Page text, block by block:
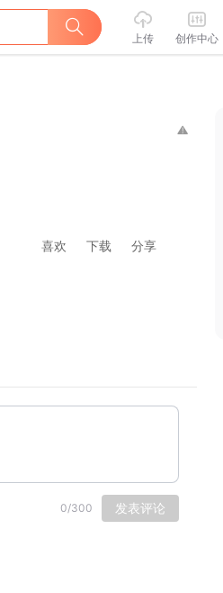
上传 创作中心
喜欢 下载 分享
0/300 发表评论